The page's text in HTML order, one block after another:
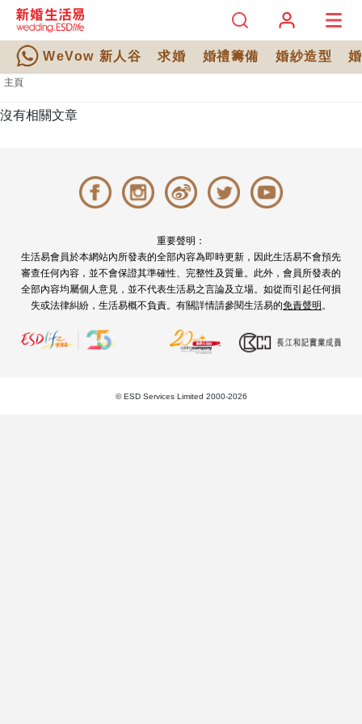
WeVow 新人谷 求婚 婚禮籌備 婚紗造型
主頁
沒有相關文章
重要聲明：
生活易會員於本網站內所發表的全部內容為即時更新，因此生活易不會預先
審查任何內容，並不會保證其準確性、完整性及質量。此外，會員所發表的
全部內容均屬個人意見，並不代表生活易之言論及立場。如從而引起任何損
失或法律糾紛，生活易概不負責。有關詳情請參閱生活易的免責聲明 。
© ESD Services Limited 2000-2026